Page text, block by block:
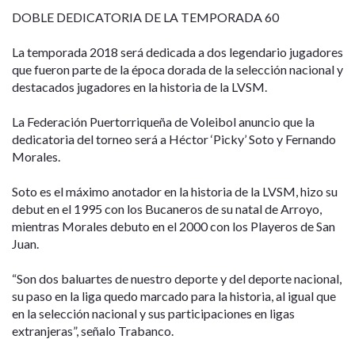
DOBLE DEDICATORIA DE LA TEMPORADA 60
La temporada 2018 será dedicada a dos legendario jugadores
que fueron parte de la época dorada de la selección nacional y
destacados jugadores en la historia de la LVSM.
La Federación Puertorriqueña de Voleibol anuncio que la
dedicatoria del torneo será a Héctor ‘Picky’ Soto y Fernando
Morales.
Soto es el máximo anotador en la historia de la LVSM, hizo su
debut en el 1995 con los Bucaneros de su natal de Arroyo,
mientras Morales debuto en el 2000 con los Playeros de San
Juan.
“Son dos baluartes de nuestro deporte y del deporte nacional,
su paso en la liga quedo marcado para la historia, al igual que
en la selección nacional y sus participaciones en ligas
extranjeras”, señalo Trabanco.